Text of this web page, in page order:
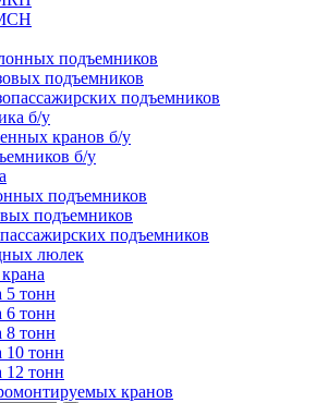
подъемников
подъемников
подъемников
б/у
кранов б/у
б/у
подъемников
подъемников
подъемников
люлек
5 тонн
6 тонн
8 тонн
10 тонн
12 тонн
кранов